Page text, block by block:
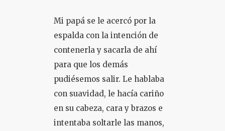
Mi papá se le acercó por la
espalda con la intención de
contenerla y sacarla de ahí
para que los demás
pudiésemos salir. Le hablaba
con suavidad, le hacía cariño
en su cabeza, cara y brazos e
intentaba soltarle las manos,